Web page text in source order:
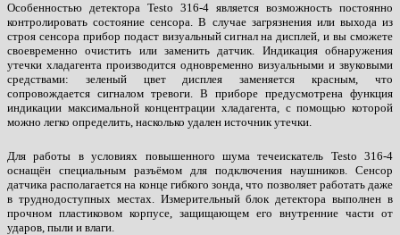
Особенностью детектора Testo 316-4 является возможность постоянно
контролировать состояние сенсора. В случае загрязнения или выхода из
строя сенсора прибор подаст визуальный сигнал на дисплей, и вы сможете
своевременно очистить или заменить датчик. Индикация обнаружения
утечки хладагента производится одновременно визуальными и звуковыми
средствами: зеленый цвет дисплея заменяется красным, что
сопровождается сигналом тревоги. В приборе предусмотрена функция
индикации максимальной концентрации хладагента, с помощью которой
можно легко определить, насколько удален источник утечки.
Для работы в условиях повышенного шума течеискатель Testo 316-4
оснащён специальным разъёмом для подключения наушников. Сенсор
датчика располагается на конце гибкого зонда, что позволяет работать даже
в труднодоступных местах. Измерительный блок детектора выполнен в
прочном пластиковом корпусе, защищающем его внутренние части от
ударов, пыли и влаги.